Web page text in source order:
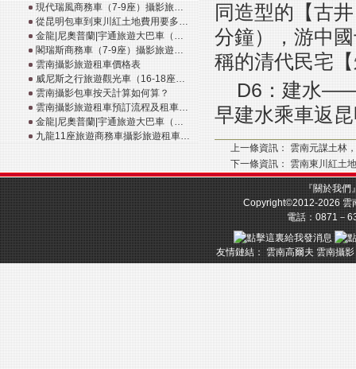
現代瑞風商務車（7-9座）攝影旅…
從昆明包車到東川紅土地費用要多…
金龍|尼奧普蘭|宇通旅遊大巴車（…
閣瑞斯商務車（7-9座）攝影旅遊…
雲南攝影旅遊租車價格表
威尼斯之行旅遊觀光車（16-18座…
雲南攝影包車按天計算如何算？
雲南攝影旅遊租車預訂流程及租車…
金龍|尼奧普蘭|宇通旅遊大巴車（…
九龍11座旅遊商務車攝影旅遊租車…
同造型的【古
分鐘），游中
稱的清代民宅
D6：建水
早建水乘車返
上一條資訊： 雲南元謀土林
下一條資訊： 雲南東川紅土
『關於我們
Copyright©2012-2026雲
電話：0871－
友情鏈結：雲南高爾夫 雲南攝影